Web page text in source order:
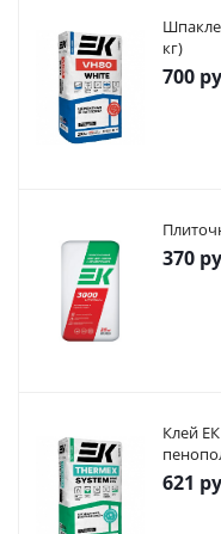
кг)
700
370
Клей
621